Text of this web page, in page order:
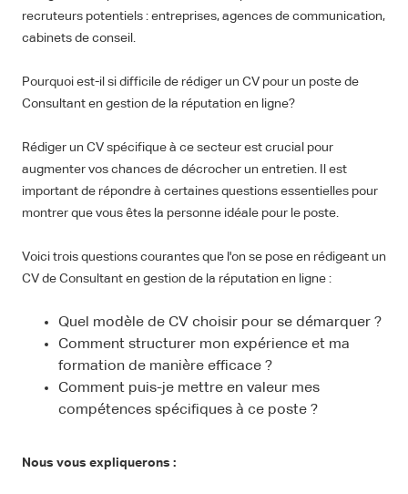
recruteurs potentiels : entreprises, agences de communication,
cabinets de conseil.
Pourquoi est-il si difficile de rédiger un CV pour un poste de
Consultant en gestion de la réputation en ligne?
Rédiger un CV spécifique à ce secteur est crucial pour
augmenter vos chances de décrocher un entretien. Il est
important de répondre à certaines questions essentielles pour
montrer que vous êtes la personne idéale pour le poste.
Voici trois questions courantes que l'on se pose en rédigeant un
CV de Consultant en gestion de la réputation en ligne :
Quel modèle de CV choisir pour se démarquer ?
Comment structurer mon expérience et ma
formation de manière efficace ?
Comment puis-je mettre en valeur mes
compétences spécifiques à ce poste ?
Nous vous expliquerons :